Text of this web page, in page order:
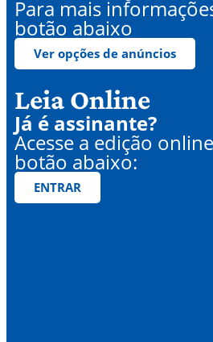
Para mais
botão abaixo
Ver opções de anúncios
Leia Online
Já é assinante?
Acesse a edição
botão abaixo:
ENTRAR